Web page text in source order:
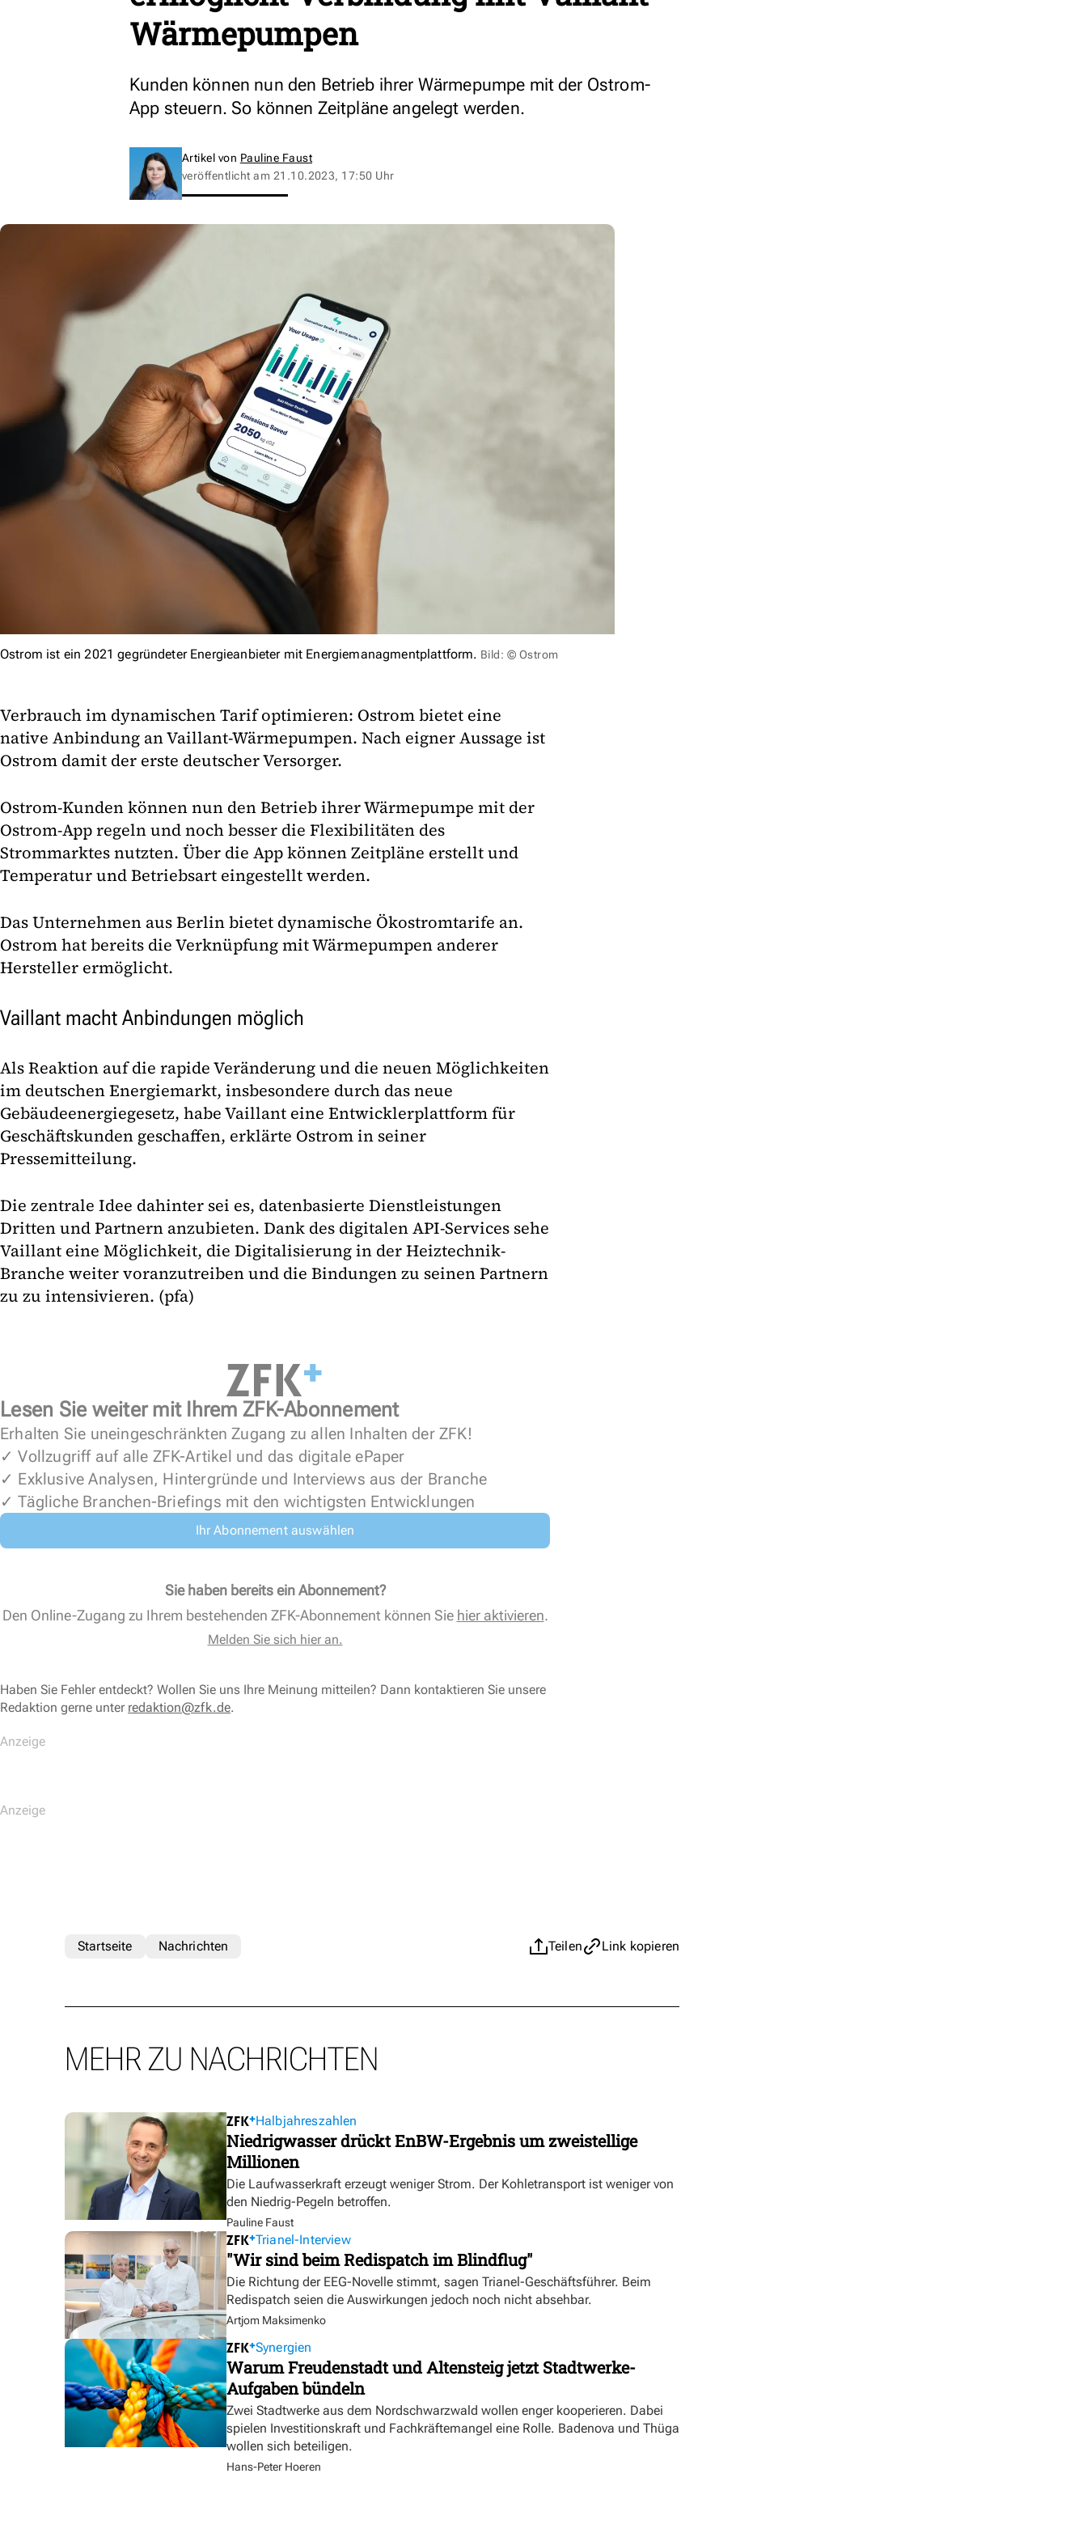
Wärmepumpen
Kunden können nun den Betrieb ihrer Wärmepumpe mit der Ostrom-
App steuern. So können Zeitpläne angelegt werden.
Artikel von Pauline Faust
veröffentlicht am 21.10.2023, 17:50 Uhr
Ostrom ist ein 2021 gegründeter Energieanbieter mit Energiemanagmentplattform. Bild: © Ostrom
Verbrauch im dynamischen Tarif optimieren: Ostrom bietet eine
native Anbindung an Vaillant-Wärmepumpen. Nach eigner Aussage ist
Ostrom damit der erste deutscher Versorger.
Ostrom-Kunden können nun den Betrieb ihrer Wärmepumpe mit der
Ostrom-App regeln und noch besser die Flexibilitäten des
Strommarktes nutzten. Über die App können Zeitpläne erstellt und
Temperatur und Betriebsart eingestellt werden.
Das Unternehmen aus Berlin bietet dynamische Ökostromtarife an.
Ostrom hat bereits die Verknüpfung mit Wärmepumpen anderer
Hersteller ermöglicht.
Vaillant macht Anbindungen möglich
Als Reaktion auf die rapide Veränderung und die neuen Möglichkeiten
im deutschen Energiemarkt, insbesondere durch das neue
Gebäudeenergiegesetz, habe Vaillant eine Entwicklerplattform für
Geschäftskunden geschaffen, erklärte Ostrom in seiner
Pressemitteilung.
Die zentrale Idee dahinter sei es, datenbasierte Dienstleistungen
Dritten und Partnern anzubieten. Dank des digitalen API-Services sehe
Vaillant eine Möglichkeit, die Digitalisierung in der Heiztechnik-
Branche weiter voranzutreiben und die Bindungen zu seinen Partnern
zu zu intensivieren. (pfa)
Lesen Sie weiter mit Ihrem ZFK-Abonnement
Erhalten Sie uneingeschränkten Zugang zu allen Inhalten der ZFK!
✓ Vollzugriff auf alle ZFK-Artikel und das digitale ePaper
✓ Exklusive Analysen, Hintergründe und Interviews aus der Branche
✓ Tägliche Branchen-Briefings mit den wichtigsten Entwicklungen
Ihr Abonnement auswählen
Sie haben bereits ein Abonnement?
Den Online-Zugang zu Ihrem bestehenden ZFK-Abonnement können Sie hier aktivieren.
Melden Sie sich hier an.
Haben Sie Fehler entdeckt? Wollen Sie uns Ihre Meinung mitteilen? Dann kontaktieren Sie unsere
Redaktion gerne unter redaktion@zfk.de.
Teilen Link kopieren
Startseite Nachrichten
MEHR ZU NACHRICHTEN
Halbjahreszahlen
Niedrigwasser drückt EnBW-Ergebnis um zweistellige
Millionen
Die Laufwasserkraft erzeugt weniger Strom. Der Kohletransport ist weniger von
den Niedrig-Pegeln betroffen.
Pauline Faust
Trianel-Interview
"Wir sind beim Redispatch im Blindflug"
Die Richtung der EEG-Novelle stimmt, sagen Trianel-Geschäftsführer. Beim
Redispatch seien die Auswirkungen jedoch noch nicht absehbar.
Artjom Maksimenko
Synergien
Warum Freudenstadt und Altensteig jetzt Stadtwerke-
Aufgaben bündeln
Zwei Stadtwerke aus dem Nordschwarzwald wollen enger kooperieren. Dabei
spielen Investitionskraft und Fachkräftemangel eine Rolle. Badenova und Thüga
wollen sich beteiligen.
Hans-Peter Hoeren